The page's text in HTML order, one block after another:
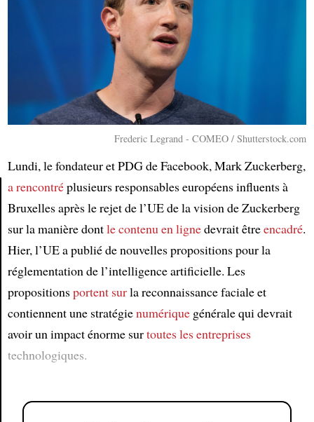
Frederic Legrand - COMEO / Shutterstock.com
Lundi, le fondateur et PDG de Facebook, Mark Zuckerberg,
a rencontréplusieurs responsables européens influents à
Bruxelles après le rejet de l’UE de la vision de Zuckerberg
sur la manière dontle contenu en lignedevrait êtreencadré.
Hier, l’UE a publié de nouvelles propositions pour la
réglementation de l’intelligence artificielle. Les
propositionsportent surla reconnaissance faciale et
contiennent une stratégienumériquegénérale qui devrait
avoir un impact énorme surtoutes les entreprises
technologiques.